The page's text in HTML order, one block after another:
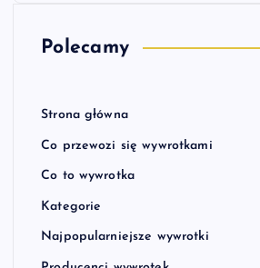
Polecamy
Strona główna
Co przewozi się wywrotkami
Co to wywrotka
Kategorie
Najpopularniejsze wywrotki